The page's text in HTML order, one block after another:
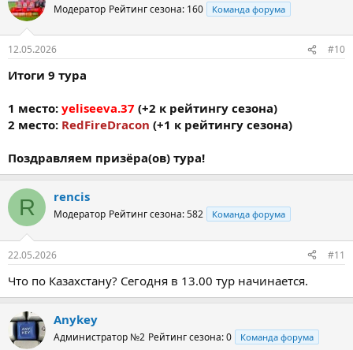
Модератор Рейтинг сезона: 160 Команда форума
12.05.2026 #10
Итоги 9 тура
1 место: yeliseeva.37 (+2 к рейтингу сезона)
2 место: RedFireDracon (+1 к рейтингу сезона)
Поздравляем призёра(ов) тура!
R rencis
Модератор Рейтинг сезона: 582 Команда форума
22.05.2026 #11
Что по Казахстану? Сегодня в 13.00 тур начинается.
Anykey
Администратор №2 Рейтинг сезона: 0 Команда форума